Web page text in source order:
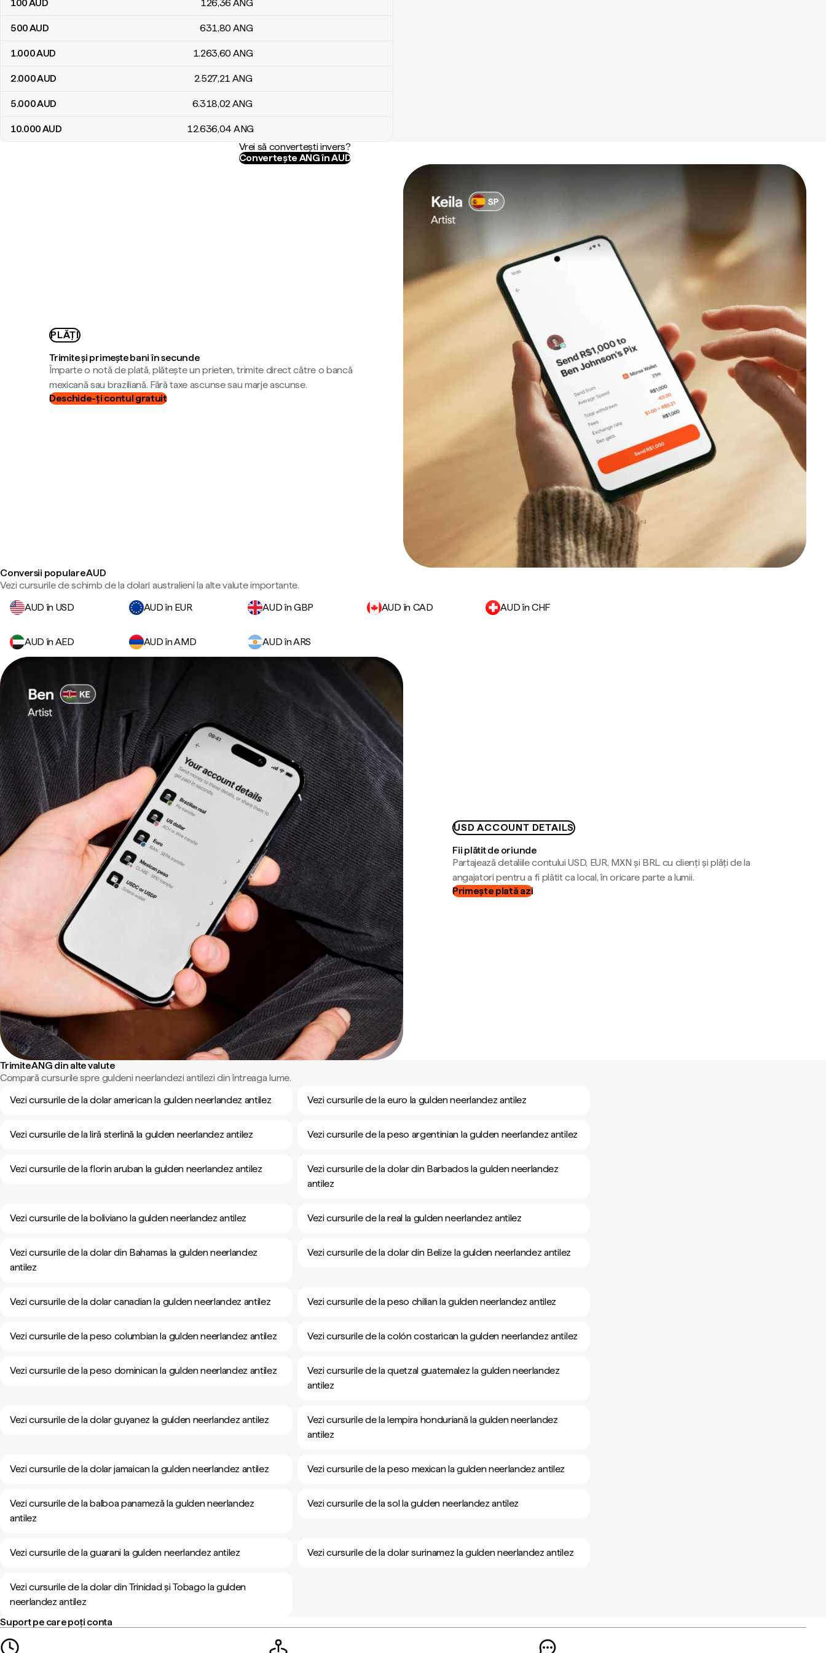
100AUD 126,36 ANG
500AUD 631,80 ANG
1.000AUD 1.263,60 ANG
2.000AUD 2.527,21 ANG
5.000AUD 6.318,02ANG
10.000AUD 12.636,04 ANG
Vrei să convertești invers?
Convertește ANG în AUD
PLĂȚI
Trimite și primește bani în secunde
Împarte o notă de plată, plătește un prieten, trimite direct către o bancă
mexicană sau braziliană. Fără taxe ascunse sau marje ascunse.
Deschide-ți contul gratuit
Conversii populare AUD
Vezi cursurile de schimb de la dolari australieni la alte valute importante.
AUD în USD
AUD în EUR AUD în GBP AUD în CAD AUD în CHF
AUD în AED AUD în AMD AUD în ARS
USD ACCOUNT DETAILS
Fii plătit de oriunde
Partajează detaliile contului USD, EUR, MXN și BRL cu clienți și plăți de la
angajatori pentru a fi plătit ca local, în oricare parte a lumii.
Primește plată azi
Trimite ANG din alte valute
Compară cursurile spre guldeni neerlandezi antilezi din întreaga lume.
Vezi cursurile de la dolar american la gulden neerlandez antilez
Vezi cursurile de la euro la gulden neerlandez antilez
Vezi cursurile de la liră sterlină la gulden neerlandez antilez Vezi cursurile de la peso argentinian la gulden neerlandez antilez
Vezi cursurile de la florin aruban la gulden neerlandez antilez
Vezi cursurile de la dolar din Barbados la gulden neerlandez
antilez
Vezi cursurile de la boliviano la gulden neerlandez antilez Vezi cursurile de la real la gulden neerlandez antilez
Vezi cursurile de la dolar din Bahamas la gulden neerlandez
antilez
Vezi cursurile de la dolar din Belize la gulden neerlandez antilez
Vezi cursurile de la dolar canadian la gulden neerlandez antilez Vezi cursurile de la peso chilian la gulden neerlandez antilez
Vezi cursurile de la peso columbian la gulden neerlandez antilez Vezi cursurile de la colón costarican la gulden neerlandez antilez
Vezi cursurile de la peso dominican la gulden neerlandez antilez
Vezi cursurile de la quetzal guatemalez la gulden neerlandez
antilez
Vezi cursurile de la dolar guyanez la gulden neerlandez antilez
Vezi cursurile de la lempira honduriană la gulden neerlandez
antilez
Vezi cursurile de la dolar jamaican la gulden neerlandez antilez Vezi cursurile de la peso mexican la gulden neerlandez antilez
Vezi cursurile de la balboa panameză la gulden neerlandez
antilez
Vezi cursurile de la sol la gulden neerlandez antilez
Vezi cursurile de la guarani la gulden neerlandez antilez Vezi cursurile de la dolar surinamez la gulden neerlandez antilez
Vezi cursurile de la dolar din Trinidad și Tobago la gulden
neerlandez antilez
Suport pe care poți conta